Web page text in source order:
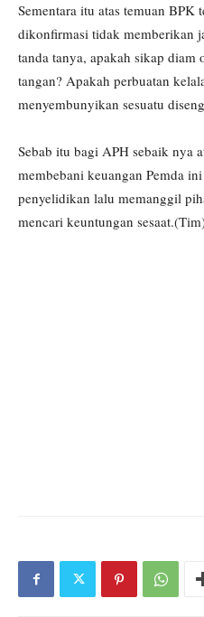
Sementara itu atas temuan BPK
dikonfirmasi tidak memberikan
tanda tanya, apakah sikap
tangan? Apakah perbuatan
menyembunyikan sesuatu
Sebab itu bagi APH sebaik nya
membebani keuangan Pemda
penyelidikan lalu memanggil
mencari keuntungan